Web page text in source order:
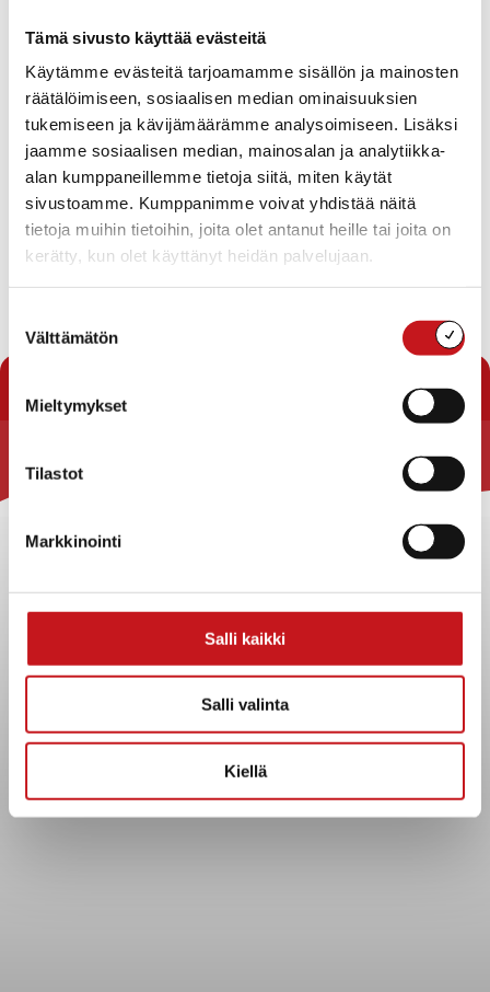
Tämä sivusto käyttää evästeitä
Käytämme evästeitä tarjoamamme sisällön ja mainosten
räätälöimiseen, sosiaalisen median ominaisuuksien
tukemiseen ja kävijämäärämme analysoimiseen. Lisäksi
jaamme sosiaalisen median, mainosalan ja analytiikka-
alan kumppaneillemme tietoja siitä, miten käytät
sivustoamme. Kumppanimme voivat yhdistää näitä
tietoja muihin tietoihin, joita olet antanut heille tai joita on
kerätty, kun olet käyttänyt heidän palvelujaan.
valinta
Välttämätön
Mieltymykset
Tilastot
Markkinointi
Salli kaikki
Salli valinta
Kiellä
Tapahtumat
NoticeEi tuloksia.
Etsi
aja
Näkymät
navigointi
Etsi
ShowLista
Tuleva
Valitse
päivä.
EdellisetTapahtumat Tänään
Seuraavat
Rautalammin kunta
Kuntainfo
Asiakirjajulkisuuskuvaus
Evästeet
Tietosuoja
Tietopyyntö